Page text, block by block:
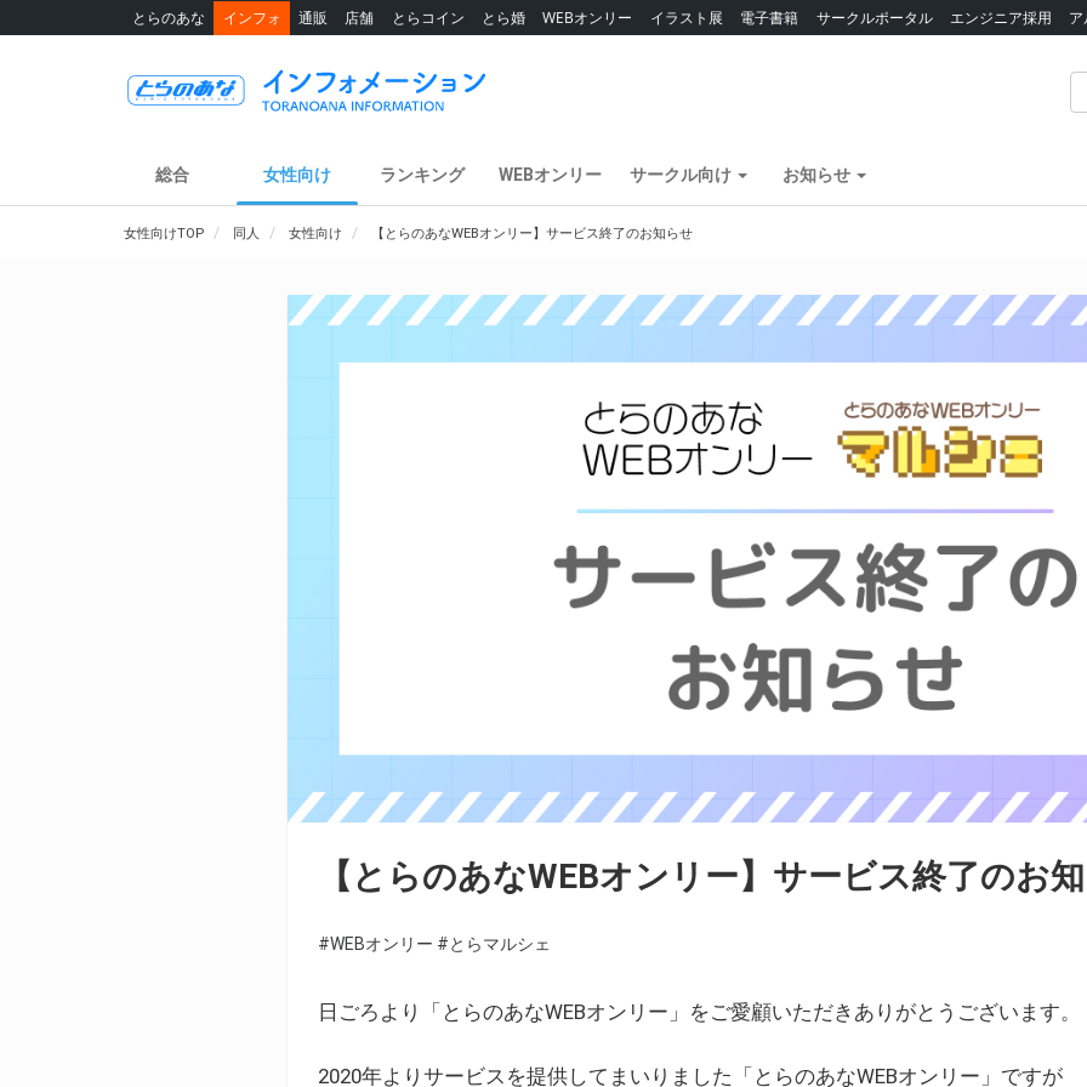
とらのあな インフォ 通販 店舗 とらコイン とら婚 WEBオンリー イラスト展 電子書籍 サークルポータル エンジニア採用
総合 女性向け ランキング WEBオンリー サークル向け お知らせ
女性向けTOP 同人 女性向け 【とらのあなWEBオンリー】サービス終了のお知らせ
【とらのあなWEBオンリー】サービス終了のお
#WEBオンリー #とらマルシェ
日ごろより「とらのあなWEBオンリー」をご愛顧いただきありがとうございます。
2020年よりサービスを提供してまいりました「とらのあなWEBオンリー」ですが